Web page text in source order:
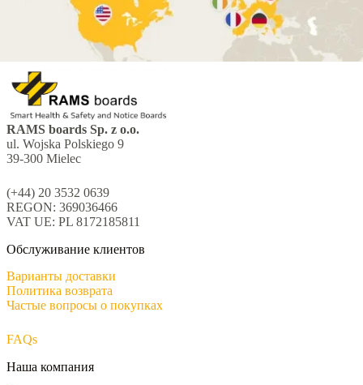
RAMS boards Sp. z o.o.
ul. Wojska Polskiego 9
39-300 Mielec
(+44) 20 3532 0639
REGON: 369036466
VAT UE: PL 8172185811
Обслуживание клиентов
Варианты доставки
Политика возврата
Частые вопросы о покупках
FAQs
Наша компания